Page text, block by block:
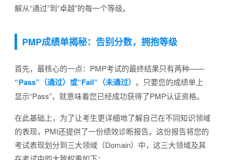
解从“通过”到“卓越”的每一个等级。
PMP成绩单揭秘：告别分数，拥抱等级
首先，最核心的一点：PMP考试的最终结果只有两种——
“Pass”（通过）或“Fail”（未通过） 。只要您的成绩单上
显示“Pass”，就意味着您已经成功获得了PMP认证资格。
在此基础上，为了让考生更详细地了解自己在不同知识领域
的表现，PMI还提供了一份绩效诊断报告。这份报告将您的
考试表现划分到三大领域（Domain）中，这三大领域及其